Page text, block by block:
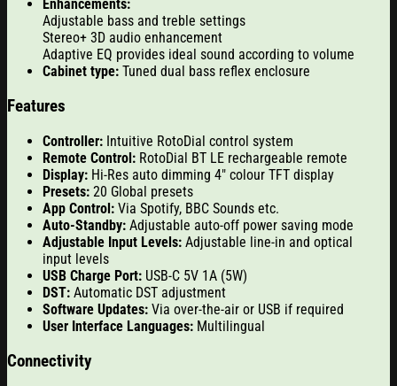
Enhancements:
Adjustable bass and treble settings
Stereo+ 3D audio enhancement
Adaptive EQ provides ideal sound according to volume
Cabinet type: Tuned dual bass reflex enclosure
Features
Controller: Intuitive RotoDial control system
Remote Control: RotoDial BT LE rechargeable remote
Display: Hi-Res auto dimming 4″ colour TFT display
Presets: 20 Global presets
App Control: Via Spotify, BBC Sounds etc.
Auto-Standby: Adjustable auto-off power saving mode
Adjustable Input Levels: Adjustable line-in and optical
input levels
USB Charge Port: USB-C 5V 1A (5W)
DST: Automatic DST adjustment
Software Updates: Via over-the-air or USB if required
User Interface Languages: Multilingual
Connectivity